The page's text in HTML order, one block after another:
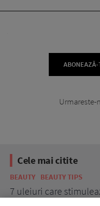
Urmareste-
Cele mai citite
BEAUTY BEAUTY TIPS
7 uleiuri care